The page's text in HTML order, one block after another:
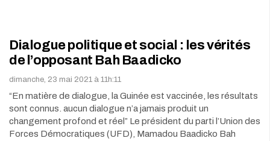
Dialogue politique et social : les vérités
de l’opposant Bah Baadicko
dimanche, 23 mai 2021 à 11h:11
“En matière de dialogue, la Guinée est vaccinée, les résultats
sont connus. aucun dialogue n’a jamais produit un
changement profond et réel” Le président du parti l’Union des
Forces Démocratiques (UFD), Mamadou Baadicko Bah